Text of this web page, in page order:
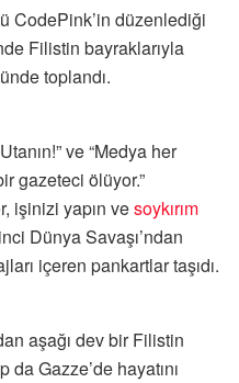
CodePink’in düzenlediği
Filistin bayraklarıyla
toplandı.
ve “Medya her
gazeteci ölüyor.”
işinizi yapın vesoykırım
Dünya Savaşı’ndan
içeren pankartlar taşıdı.
aşağı dev bir Filistin
Gazze’de hayatını